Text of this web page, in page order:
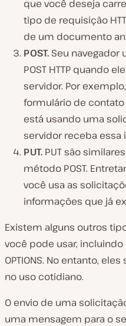
que você deseja
tipo de requisição
de um documento
POST. Seu navegador
POST HTTP quando
servidor. Por
formulário de contato
está usando uma
servidor receba essa
PUT. PUT são
método POST.
você usa as
informações que já
Existem alguns outros
você pode usar, incluindo
OPTIONS. No entanto,
no uso cotidiano.
O envio de uma
uma mensagem para o